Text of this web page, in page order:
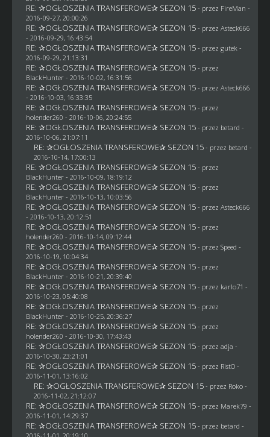
RE: ✰OGŁOSZENIA TRANSFEROWE✰ SEZON 15 - przez FireMan -
2016-09-27, 20:00:26
RE: ✰OGŁOSZENIA TRANSFEROWE✰ SEZON 15 - przez Asteck666
- 2016-09-29, 16:43:54
RE: ✰OGŁOSZENIA TRANSFEROWE✰ SEZON 15 - przez gutek -
2016-09-29, 21:13:31
RE: ✰OGŁOSZENIA TRANSFEROWE✰ SEZON 15 - przez
BlackHunter- 2016-10-02, 16:31:56
RE: ✰OGŁOSZENIA TRANSFEROWE✰ SEZON 15 - przez Asteck666
- 2016-10-03, 16:33:35
RE: ✰OGŁOSZENIA TRANSFEROWE✰ SEZON 15 - przez
holender260 - 2016-10-06, 20:24:55
RE: ✰OGŁOSZENIA TRANSFEROWE✰ SEZON 15 - przez betard -
2016-10-06, 21:07:11
RE: ✰OGŁOSZENIA TRANSFEROWE✰ SEZON 15 - przez betard -
2016-10-14, 17:00:13
RE: ✰OGŁOSZENIA TRANSFEROWE✰ SEZON 15 - przez
BlackHunter- 2016-10-09, 18:19:12
RE: ✰OGŁOSZENIA TRANSFEROWE✰ SEZON 15 - przez
BlackHunter- 2016-10-13, 10:03:56
RE: ✰OGŁOSZENIA TRANSFEROWE✰ SEZON 15 - przez Asteck666
- 2016-10-13, 20:12:51
RE: ✰OGŁOSZENIA TRANSFEROWE✰ SEZON 15 - przez
holender260 - 2016-10-14, 09:12:44
RE: ✰OGŁOSZENIA TRANSFEROWE✰ SEZON 15 - przez Speed -
2016-10-19, 10:04:34
RE: ✰OGŁOSZENIA TRANSFEROWE✰ SEZON 15 - przez
BlackHunter- 2016-10-21, 20:39:40
RE: ✰OGŁOSZENIA TRANSFEROWE✰ SEZON 15 - przez karlo71 -
2016-10-23, 05:40:08
RE: ✰OGŁOSZENIA TRANSFEROWE✰ SEZON 15 - przez
BlackHunter- 2016-10-25, 20:36:27
RE: ✰OGŁOSZENIA TRANSFEROWE✰ SEZON 15 - przez
holender260 - 2016-10-30, 17:43:43
RE: ✰OGŁOSZENIA TRANSFEROWE✰ SEZON 15 - przez adja -
2016-10-30, 23:21:01
RE: ✰OGŁOSZENIA TRANSFEROWE✰ SEZON 15 - przez RistO-
2016-11-01, 13:16:02
RE: ✰OGŁOSZENIA TRANSFEROWE✰ SEZON 15 - przez Roko-
2016-11-02, 21:12:07
RE: ✰OGŁOSZENIA TRANSFEROWE✰ SEZON 15 - przez Marek79 -
2016-11-01, 14:29:37
RE: ✰OGŁOSZENIA TRANSFEROWE✰ SEZON 15 - przez betard -